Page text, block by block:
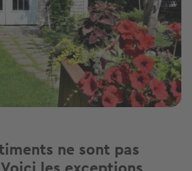
ne sont pas